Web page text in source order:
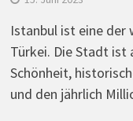
Istanbul ist eine
Türkei. Die Stadt ist
Schönheit,
und den jährlich